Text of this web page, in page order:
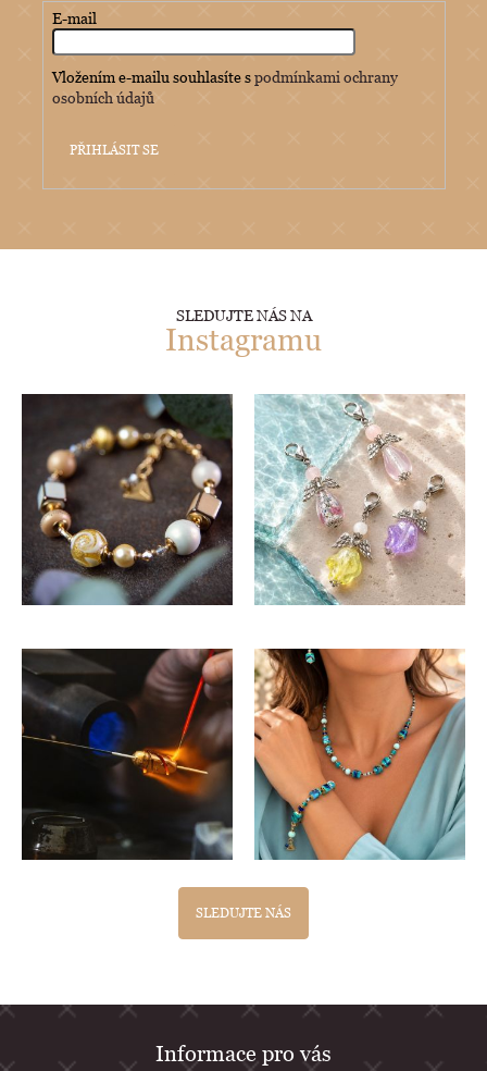
E-mail
Vložením e-mailu souhlasíte spodmínkami ochrany
osobních údajů
PŘIHLÁSIT SE
SLEDUJTE NÁS NA
Instagramu
SLEDUJTE NÁS
Informace pro vás